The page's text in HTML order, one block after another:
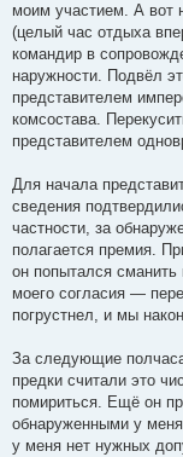
моим участием. А вот
(целый час отдыха
командир в
наружности. Подвёл
представителем
комсостава.
представителем
Для начала
сведения
частности, за
полагается премия.
он попытался
моего согласия —
погрустнел, и мы
За следующие
предки считали это
помириться. Ещё он
обнаруженными у
у меня нет нужных